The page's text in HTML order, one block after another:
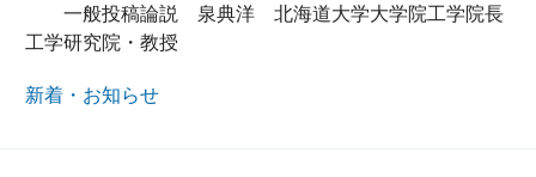
一般投稿論説 泉典洋 北海道大学大学院工学院長
工学研究院・教授
新着・お知らせ